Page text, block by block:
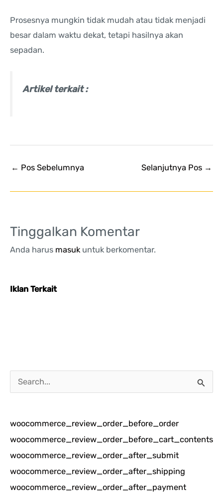
Prosesnya mungkin tidak mudah atau tidak menjadi
besar dalam waktu dekat, tetapi hasilnya akan
sepadan.
Artikel terkait :
← Pos Sebelumnya Selanjutnya Pos →
Tinggalkan Komentar
Anda harus masukuntuk berkomentar.
Iklan Terkait
a
i
u
n
t
u
woocommerce_review_order_before_order
woocommerce_review_order_before_cart_contents
woocommerce_review_order_after_submit
woocommerce_review_order_after_shipping
woocommerce_review_order_after_payment